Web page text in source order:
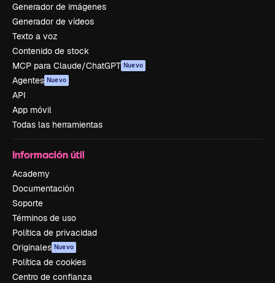
Generador de imágenes
Generador de vídeos
Texto a voz
Contenido de stock
MCP para Claude/ChatGPT Nuevo
Agentes Nuevo
API
App móvil
Todas las herramientas
Información útil
Academy
Documentación
Soporte
Términos de uso
Política de privacidad
Originales Nuevo
Política de cookies
Centro de confianza